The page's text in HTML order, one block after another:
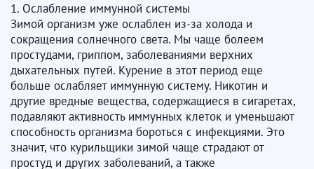
1. Ослабление иммунной системы
Зимой организм уже ослаблен из-за холода и
сокращения солнечного света. Мы чаще болеем
простудами, гриппом, заболеваниями верхних
дыхательных путей. Курение в этот период еще
больше ослабляет иммунную систему. Никотин и
другие вредные вещества, содержащиеся в сигаретах,
подавляют активность иммунных клеток и уменьшают
способность организма бороться с инфекциями. Это
значит, что курильщики зимой чаще страдают от
простуд и других заболеваний, а также